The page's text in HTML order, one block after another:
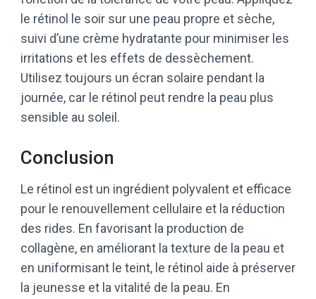
le rétinol le soir sur une peau propre et sèche,
suivi d’une crème hydratante pour minimiser les
irritations et les effets de dessèchement.
Utilisez toujours un écran solaire pendant la
journée, car le rétinol peut rendre la peau plus
sensible au soleil.
Conclusion
Le rétinol est un ingrédient polyvalent et efficace
pour le renouvellement cellulaire et la réduction
des rides. En favorisant la production de
collagène, en améliorant la texture de la peau et
en uniformisant le teint, le rétinol aide à préserver
la jeunesse et la vitalité de la peau. En